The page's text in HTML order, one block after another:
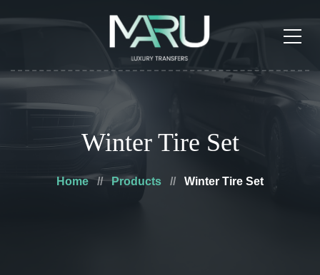
Winter Tire Set
Home Products Winter Tire Set